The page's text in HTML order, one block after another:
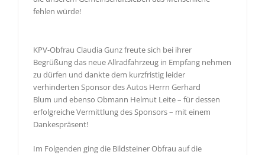
fehlen würde!
KPV-Obfrau Claudia Gunz freute sich bei ihrer
Begrüßung das neue Allradfahrzeug in Empfang nehmen
zu dürfen und dankte dem kurzfristig leider
verhinderten Sponsor des Autos Herrn Gerhard
Blum und ebenso Obmann Helmut Leite – für dessen
erfolgreiche Vermittlung des Sponsors – mit einem
Dankespräsent!
Im Folgenden ging die Bildsteiner Obfrau auf die